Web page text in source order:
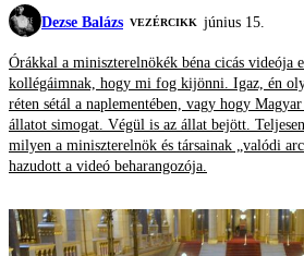
Dezse Balázs VEZÉRCIKK június 15.
Órákkal a miniszterelnökék béna cicás videója
kollégáimnak, hogy mi fog kijönni. Igaz, én
réten sétál a naplementében, vagy hogy
állatot simogat. Végül is az állat bejött.
milyen a miniszterelnök és társainak „valódi
hazudott a videó beharangozója.